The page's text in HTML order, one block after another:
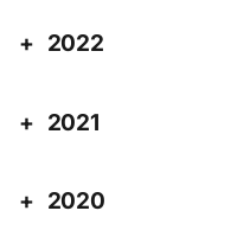
2022
2021
2020